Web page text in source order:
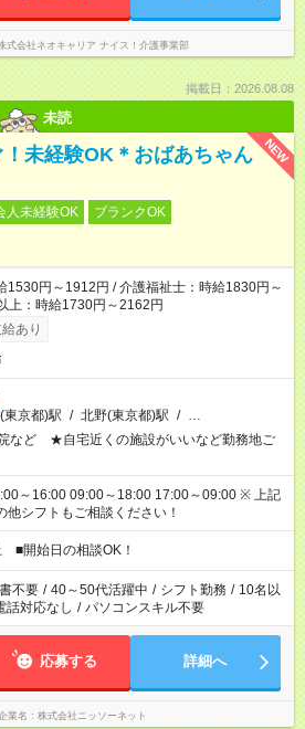
式会社ネオキャリア ナイス！介護事業部
掲載日：2026.08.08
未読
NEW
未経験OK＊おばあちゃん
人未経験OK
ブランクOK
1530円～1912円 / 介護福祉士：時給1830円～
上：時給1730円～2162円
あり
東京都)駅 / 北野(東京都)駅 / …
など ★自宅近くの施設がいいなど勤務地ご
～16:00 09:00～18:00 17:00～09:00 ※ 上記
他シフトもご相談ください！
■開始日の相談OK！
不要 / 40～50代活躍中 / シフト勤務 / 10名以
話対応なし / パソコンスキル不要
応募する 詳細へ
業名 株式会社ニッソーネット